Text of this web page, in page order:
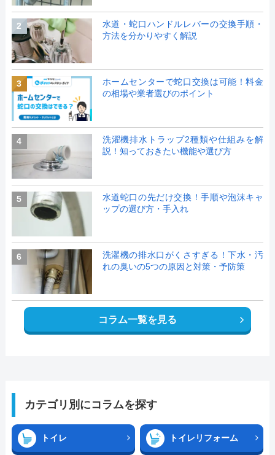
2
水道・蛇口ハンドルレバーの交換手順・
方法を分かりやすく解説
3
ホームセンターで蛇口交換は可能！料金
の相場や業者選びのポイント
4
洗濯機排水トラップ2種類や仕組みを解
説！知っておきたい機能や選び方
5
水道蛇口の先だけ交換！手順や泡沫キャ
ップの選び方・手入れ
6
洗濯機の排水口がくさすぎる！下水・汚
れの臭いの5つの原因と対策・予防策
コラム一覧を見る
カテゴリ別にコラムを探す
トイレ トイレリフォーム